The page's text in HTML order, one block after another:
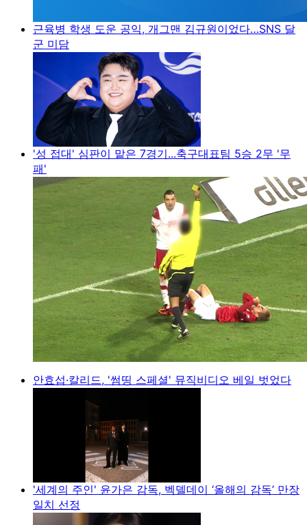
근육병 학생 도운 공익, 개그맨 김규원이었다…SNS 달
군 미담
'성 접대' 심판이 맡은 7경기...축구대표팀 5승 2무 '무
패'
안효섭·칼리드, '썸띵 스페셜' 뮤직비디오 베일 벗었다
'세계의 주인' 윤가은 감독, 벡델데이 ‘올해의 감독’ 만장
일치 선정